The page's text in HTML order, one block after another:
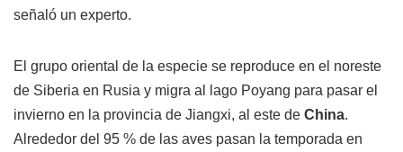
señaló un experto.
El grupo oriental de la especie se reproduce en el noreste
de Siberia en Rusia y migra al lago Poyang para pasar el
invierno en la provincia de Jiangxi, al este de China.
Alrededor del 95 % de las aves pasan la temporada en